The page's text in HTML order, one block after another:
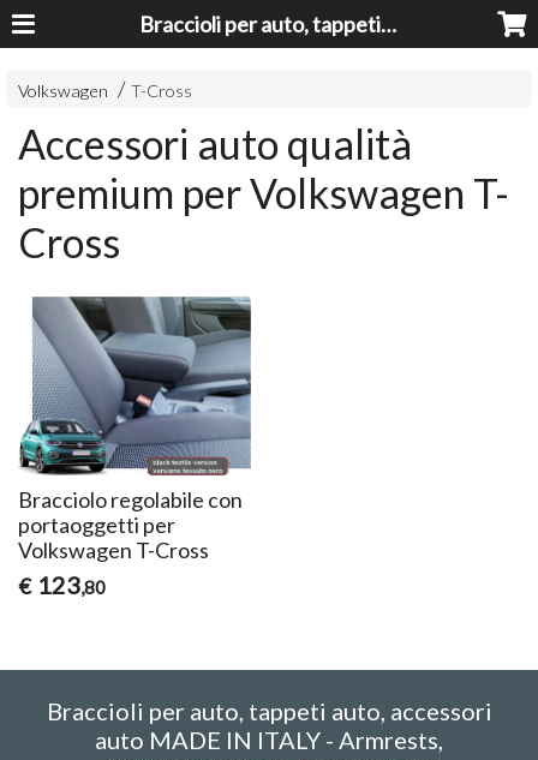
Braccioli per auto, tappeti auto, accessori auto MADE IN ITALY - Armrests, Mittelarmlehnen, Accoundoirs
Volkswagen T-Cross
Accessori auto qualità
premium per Volkswagen T-
Cross
Bracciolo regolabile con
portaoggetti per
Volkswagen T-Cross
€ 123,80
Braccioli per auto, tappeti auto, accessori
auto MADE IN ITALY - Armrests,